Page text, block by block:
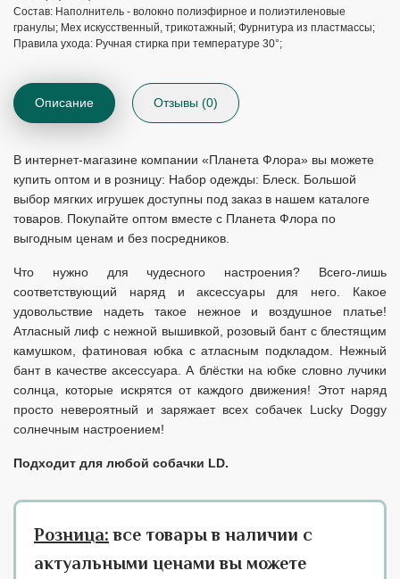
Состав: Наполнитель - волокно полиэфирное и полиэтиленовые
гранулы; Мех искусственный, трикотажный; Фурнитура из пластмассы;
Правила ухода: Ручная стирка при температуре 30°;
Описание Отзывы (0)
В интернет-магазине компании «Планета Флора» вы можете
купить оптом и в розницу: Набор одежды: Блеск. Большой
выбор мягких игрушек доступны под заказ в нашем каталоге
товаров. Покупайте оптом вместе с Планета Флора по
выгодным ценам и без посредников.
Что нужно для чудесного настроения? Всего-лишь
соответствующий наряд и аксессуары для него. Какое
удовольствие надеть такое нежное и воздушное платье!
Атласный лиф с нежной вышивкой, розовый бант с блестящим
камушком, фатиновая юбка с атласным подкладом. Нежный
бант в качестве аксессуара. А блёстки на юбке словно лучики
солнца, которые искрятся от каждого движения! Этот наряд
просто невероятный и заряжает всех собачек Lucky Doggy
солнечным настроением!
Подходит для любой собачки LD.
Розница: все товары в наличии с
актуальными ценами вы можете